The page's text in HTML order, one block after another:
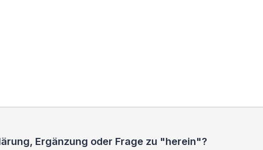
Ergänzung oder Frage zu "herein"?